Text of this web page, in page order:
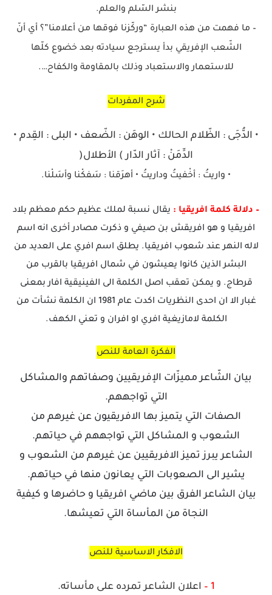
بنشر السّلم والعلم.
– ما فهمت من هذه العبارة “وركّزنا فوقها من أعلامنا”؟ أي أنّ
الشّعب الإفريقي بدأ يسترجع سيادته بعد خضوع كلّها
للاستعمار والاستعباد وذلك بالمقاومة والكفاح….
شرح المفردات
• الدُّجَى : الظّلام الحالك • الوهَن : الضّعف • البلى : القِدم •
الدِّمَنْ : آثار الدّار ) الأطلال(
• واريتُ : أخْفيتُ وداريتُ • أهرَقنا : سَفكْنا وأسَلْنا.
– دلالة كلمة افريقيا : يقال نسبة لملك عظيم حكم معظم بلاد
افريقيا و هو افريقش بن صيفي و ذكرت مصادر أخرى انه اسم
لاله النهر عند شعوب افريقيا. يطلق اسم افري على العديد من
البشر الذين كانوا يعيشون في شمال افريقيا بالقرب من
قرطاج. و يمكن تعقب اصل الكلمة الى الفينيقية افار بمعنى
غبار الا ان احدى النظريات اكدت عام 1981 ان الكلمة نشأت من
الكلمة لامازيغية افري او افران و تعني الكهف.
الفكرة العامة للنص
بيان الشّاعر مميزّات الإفريقيين وصفاتهم والمشاكل
التي تواجههم.
الصفات التي يتميز بها الافريقيون عن غيرهم من
الشعوب و المشاكل التي تواجههم في حياتهم.
الشاعر يبرز تميز الافريقيين عن غيرهم من الشعوب و
يشير الى الصعوبات التي يعانون منها في حياتهم.
بيان الشاعر الفرق بين ماضي افريقيا و حاضرها و كيفية
النجاة من المأساة التي تعيشها.
الافكار الاساسية للنص
1 – اعلان الشاعر تمرده على مأساته.